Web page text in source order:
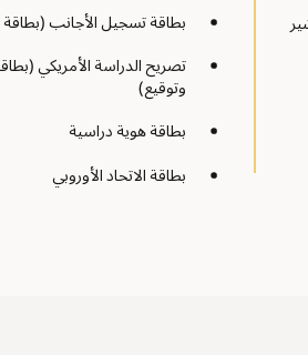
بطاقة تسجيل الأجانب
تصريح الدراسة الأمريكي
وتوقيع)
بطاقة هوية دراسية
بطاقة الاتحاد الأوروبي